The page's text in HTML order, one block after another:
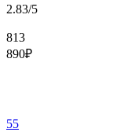
2.83/5
813
890₽
55